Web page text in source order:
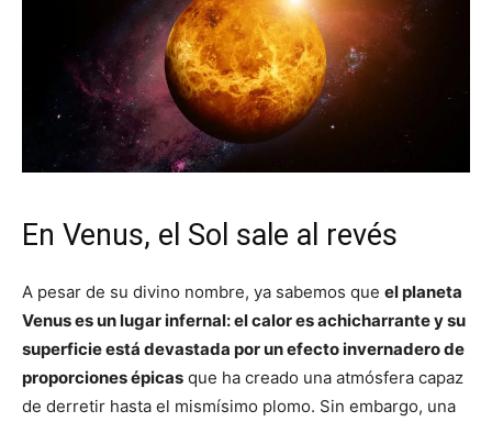
En Venus, el Sol sale al revés
A pesar de su divino nombre, ya sabemos que el planeta
Venus es un lugar infernal: el calor es achicharrante y su
superficie está devastada por un efecto invernadero de
proporciones épicas que ha creado una atmósfera capaz
de derretir hasta el mismísimo plomo. Sin embargo, una